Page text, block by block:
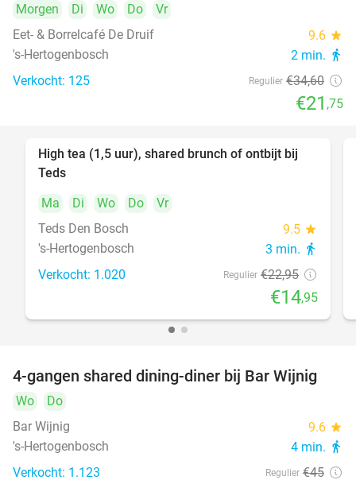
Morgen Di Wo Do
Vr
Eet- & Borrelcafé De Druif
9.6 star
's-Hertogenbosch 2 min. directions_walk
Verkocht: 125 Regulier €34,60
€21 ,75
35%
High tea (1,5 uur), shared brunch of ontbijt bij
Teds
Ma
Di Wo Do
Vr
Teds Den Bosch
9.5 star
's-Hertogenbosch 3 min. directions_walk
Verkocht: 1.020 Regulier €22,95
€14,95
45%
4-gangen shared dining-diner bij Bar Wijnig
Wo
Do
Bar Wijnig
9.6 star
's-Hertogenbosch 4 min. directions_walk
Verkocht: 1.123 Regulier €45